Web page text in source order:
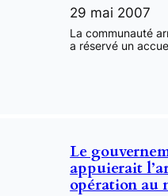
29 mai 2007
La communauté
a réservé un
Le
appuierait
opération au